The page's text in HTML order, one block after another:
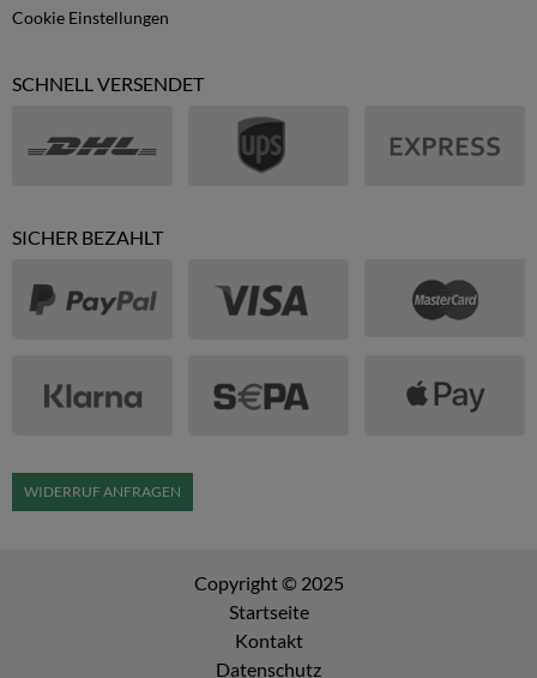
Cookie Einstellungen
SCHNELL VERSENDET
SICHER BEZAHLT
WIDERRUF ANFRAGEN
Copyright © 2025
Startseite
Kontakt
Datenschutz